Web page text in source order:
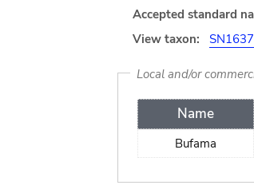
Accepted standard
View taxon:
Local and/or
Name
Bufama